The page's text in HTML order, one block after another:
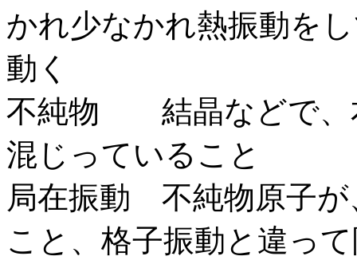
かれ少なかれ熱振動を
動く
不純物 結晶などで、
混じっていること
局在振動 不純物原子が
こと、格子振動と違っ